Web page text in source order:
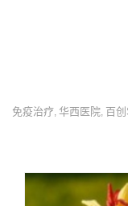
免疫治疗, 华西医院, 百